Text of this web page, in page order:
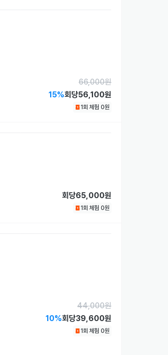
66,000원
15%회당56,100원
1회 체험 0원
회당65,000원
1회 체험 0원
44,000원
10%회당39,600원
1회 체험 0원